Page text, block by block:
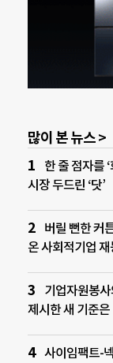
많이 본 뉴스 >
한 줄 점자를
시장 두드린 ‘닷’
버릴 뻔한 커
온 사회적기업
기업자원봉
제시한 새 기준은
사이임팩트-